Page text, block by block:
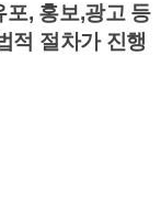
포, 홍보,광고 등
적 절차가 진행